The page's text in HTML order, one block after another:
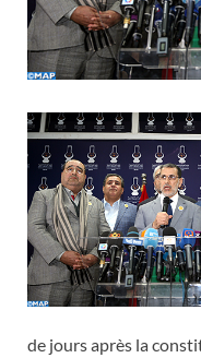
de jours après la